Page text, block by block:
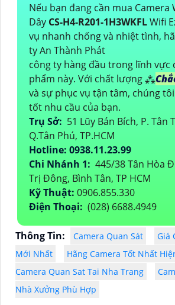
Nếu bạn đang cần mua Camera
Dây CS-H4-R201-1H3WKFLWifi
vụ nhanh chống và nhiệt tình,
ty An Thành Phát
công ty hàng đầu trong lĩnh vực
phẩm này. Với chất lượng ⁂
và sự phục vụ tận tâm, chúng
tốt nhu cầu của bạn.
Trụ Sở: 51 Lũy Bán Bích, P. Tân
Q.Tân Phú, TP.HCM
Hotline: 0938.11.23.99
Chi Nhánh 1: 445/38 Tân Hòa
Trị Đông, Bình Tân, TP HCM
Kỹ Thuật: 0906.855.330
Điện Thoại: (028) 6688.4949
Thông Tin: Camera Quan Sát
Giá
Mới Nhất
Hãng Camera Tốt Nhất
Camera Quan Sat Tai Nha Trang
Nhà Xưởng Phù Hợp